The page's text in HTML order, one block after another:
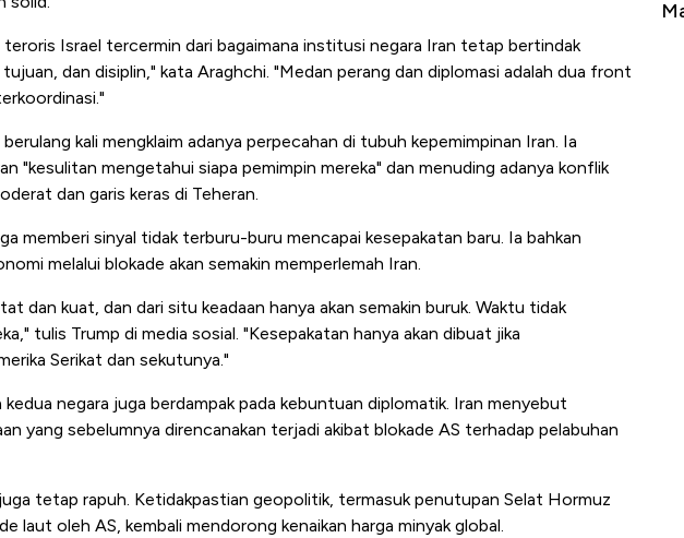
teroris Israel tercermin dari bagaimana institusi negara Iran tetap bertindak
dan disiplin," kata Araghchi. "Medan perang dan diplomasi adalah dua front
kali mengklaim adanya perpecahan di tubuh kepemimpinan Iran. Ia
"kesulitan mengetahui siapa pemimpin mereka" dan menuding adanya konflik
dan garis keras di Teheran.
memberi sinyal tidak terburu-buru mencapai kesepakatan baru. Ia bahkan
melalui blokade akan semakin memperlemah Iran.
dan kuat, dan dari situ keadaan hanya akan semakin buruk. Waktu tidak
tulis Trump di media sosial. "Kesepakatan hanya akan dibuat jika
Serikat dan sekutunya."
negara juga berdampak pada kebuntuan diplomatik. Iran menyebut
yang sebelumnya direncanakan terjadi akibat blokade AS terhadap pelabuhan
tetap rapuh. Ketidakpastian geopolitik, termasuk penutupan Selat Hormuz
laut oleh AS, kembali mendorong kenaikan harga minyak global.
Terbang ke Zona Berbahaya